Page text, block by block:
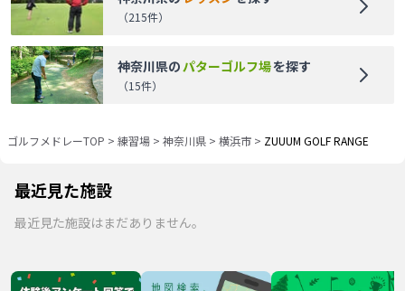
（215件）
神奈川県の パターゴルフ場を探す
（15件）
ゴルフメドレーTOP > 練習場 > 神奈川県 > 横浜市 > ZUUUM GOLF RANGE
最近見た施設
最近見た施設はまだありません。